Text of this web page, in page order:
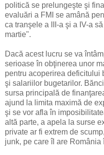
politică se prelungeşte şi
evaluări a FMI se amână
ca tranşele a III-a şi a IV-a
martie".
Dacă acest lucru se va
serioase în obţinerea unor
pentru acoperirea deficitului
şi salariilor bugetarilor.
sursa principală de
ajund la limita maximă de
şi se vor afla în
altă parte, a apela la surse
private ar fi extrem de
junk, pe care îl are România